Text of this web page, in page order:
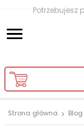
Potrzebujesz
Strona główna Blog